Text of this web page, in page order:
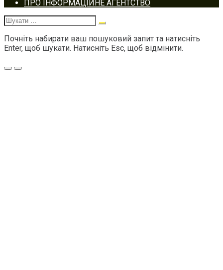
navigation
ПРО ІНФОРМАЦІЙНЕ АГЕНТСТВО
Шукати:
Почніть набирати ваш пошуковий запит та натисніть
Enter, щоб шукати. Натисніть Esc, щоб відмінити.
Меню